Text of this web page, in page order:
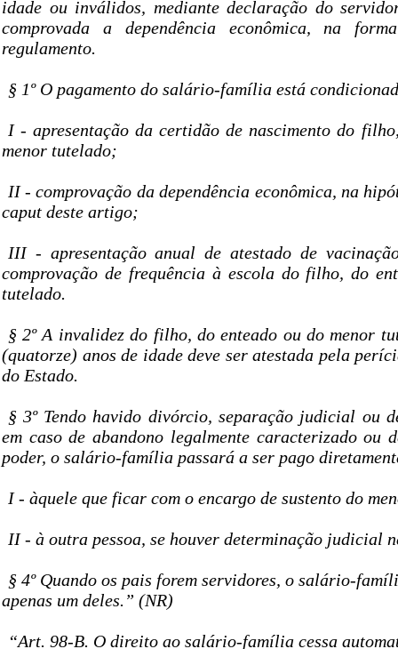
idade ou inválidos, mediante declaração do
comprovada a dependência econômica, na
regulamento.
§ 1º O pagamento do salário-família está
I - apresentação da certidão de nascimento do
menor tutelado;
II - comprovação da dependência econômica, na
caput deste artigo;
III - apresentação anual de atestado de
comprovação de frequência à escola do filho, do
tutelado.
§ 2º A invalidez do filho, do enteado ou do menor
(quatorze) anos de idade deve ser atestada pela
do Estado.
§ 3º Tendo havido divórcio, separação judicial ou
em caso de abandono legalmente caracterizado ou
poder, o salário-família passará a ser pago
I - àquele que ficar com o encargo de sustento do
II - à outra pessoa, se houver determinação judicial
§ 4º Quando os pais forem servidores, o salário-
apenas um deles.” (NR)
“Art. 98-B. O direito ao salário-família cessa